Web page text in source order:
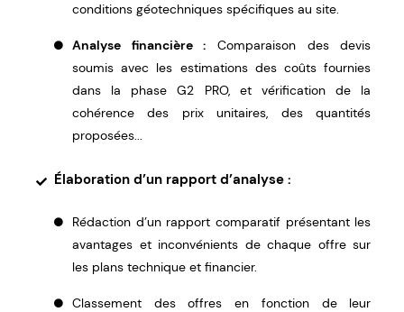
conditions géotechniques spécifiques au site.
Analyse financière : Comparaison des devis
soumis avec les estimations des coûts fournies
dans la phase G2 PRO, et vérification de la
cohérence des prix unitaires, des quantités
proposées...
Élaboration d’un rapport d’analyse :
Rédaction d’un rapport comparatif présentant les
avantages et inconvénients de chaque offre sur
les plans technique et financier.
Classement des offres en fonction de leur